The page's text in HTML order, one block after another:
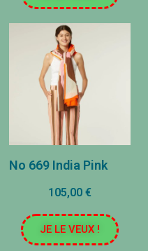
No 669 India Pink
105,00 €
JE LE VEUX !